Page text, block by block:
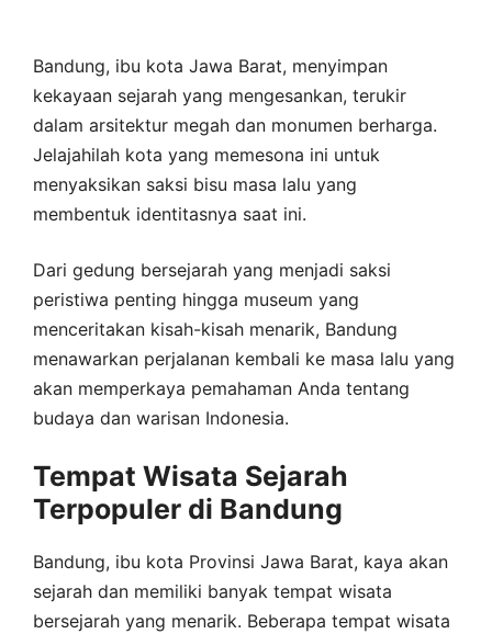
Bandung, ibu kota Jawa Barat, menyimpan
kekayaan sejarah yang mengesankan, terukir
dalam arsitektur megah dan monumen berharga.
Jelajahilah kota yang memesona ini untuk
menyaksikan saksi bisu masa lalu yang
membentuk identitasnya saat ini.
Dari gedung bersejarah yang menjadi saksi
peristiwa penting hingga museum yang
menceritakan kisah-kisah menarik, Bandung
menawarkan perjalanan kembali ke masa lalu yang
akan memperkaya pemahaman Anda tentang
budaya dan warisan Indonesia.
Tempat Wisata Sejarah
Terpopuler di Bandung
Bandung, ibu kota Provinsi Jawa Barat, kaya akan
sejarah dan memiliki banyak tempat wisata
bersejarah yang menarik. Beberapa tempat wisata